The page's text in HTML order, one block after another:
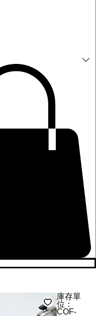
庫存單
位：
COF-